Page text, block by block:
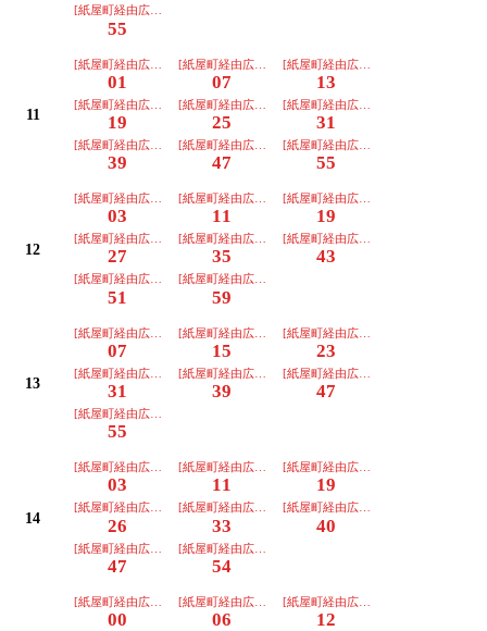
[紙屋町経由広島駅]
55
11
[紙屋町経由広島駅]
01
[紙屋町経由広島駅]
07
[紙屋町経由広島駅]
13
[紙屋町経由広島駅]
19
[紙屋町経由広島駅]
25
[紙屋町経由広島駅]
31
[紙屋町経由広島駅]
39
[紙屋町経由広島駅]
47
[紙屋町経由広島駅]
55
12
[紙屋町経由広島駅]
03
[紙屋町経由広島駅]
11
[紙屋町経由広島駅]
19
[紙屋町経由広島駅]
27
[紙屋町経由広島駅]
35
[紙屋町経由広島駅]
43
[紙屋町経由広島駅]
51
[紙屋町経由広島駅]
59
13
[紙屋町経由広島駅]
07
[紙屋町経由広島駅]
15
[紙屋町経由広島駅]
23
[紙屋町経由広島駅]
31
[紙屋町経由広島駅]
39
[紙屋町経由広島駅]
47
[紙屋町経由広島駅]
55
14
[紙屋町経由広島駅]
03
[紙屋町経由広島駅]
11
[紙屋町経由広島駅]
19
[紙屋町経由広島駅]
26
[紙屋町経由広島駅]
33
[紙屋町経由広島駅]
40
[紙屋町経由広島駅]
47
[紙屋町経由広島駅]
54
[紙屋町経由広島駅]
00
[紙屋町経由広島駅]
06
[紙屋町経由広島駅]
12